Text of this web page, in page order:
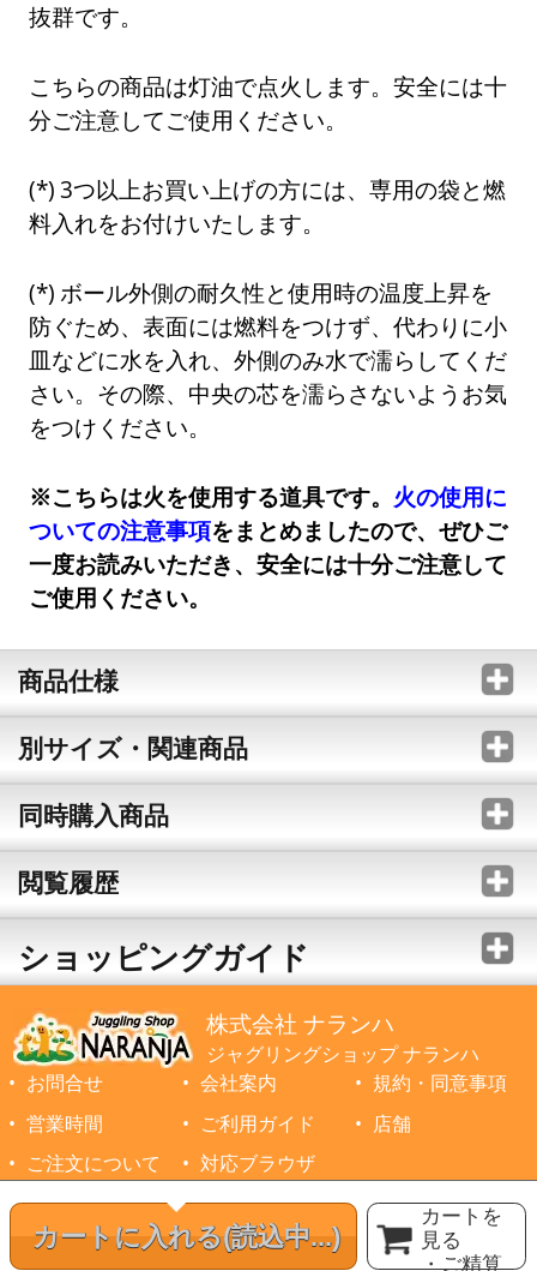
カートに入れる(読込中...)
カートを
見る
・ご精算
抜群です。
こちらの商品は灯油で点火します。安全には十
分ご注意してご使用ください。
3つ以上お買い上げの方には、専用の袋と燃
料入れをお付けいたします。
ボール外側の耐久性と使用時の温度上昇を
防ぐため、表面には燃料をつけず、代わりに小
皿などに水を入れ、外側のみ水で濡らしてくだ
さい。その際、中央の芯を濡らさないようお気
をつけください。
※こちらは火を使用する道具です。 火の使用に
ついての注意事項をまとめましたので、ぜひご
一度お読みいただき、安全には十分ご注意して
ご使用ください。
商品仕様
別サイズ・関連商品
同時購入商品
閲覧履歴
ショッピングガイド
株式会社 ナランハ
ジャグリングショップ ナランハ
お問合せ
会社案内
規約・同意事項
営業時間
ご利用ガイド
店舗
ご注文について
対応ブラウザ
©1999-2026 NARANJA Inc. All Rights Reserved.